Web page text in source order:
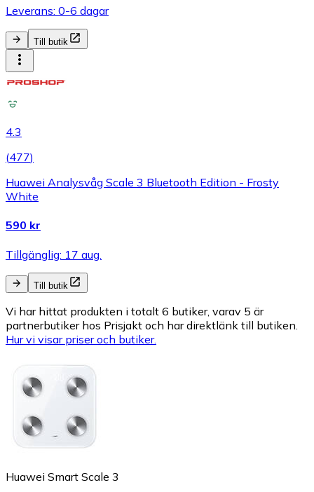
Leverans: 0-6 dagar
Till butik
4.3
(477)
Huawei Analysvåg Scale 3 Bluetooth Edition - Frosty
White
590 kr
Tillgänglig: 17 aug.
Till butik
Vi har hittat produkten i totalt 6 butiker, varav 5 är
partnerbutiker hos Prisjakt och har direktlänk till butiken.
Hur vi visar priser och butiker.
Huawei Smart Scale 3